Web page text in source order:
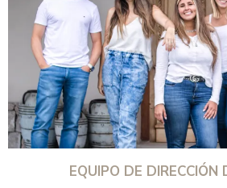
EQUIPO DE DIRECCIÓN